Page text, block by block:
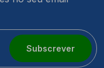
Subscrever